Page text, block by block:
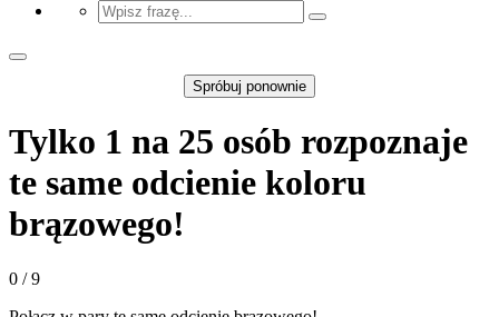
Spróbuj ponownie
Tylko 1 na 25 osób rozpoznaje
te same odcienie koloru
brązowego!
0 / 9